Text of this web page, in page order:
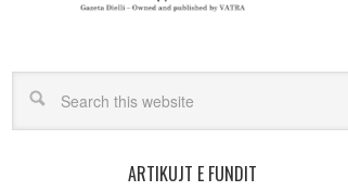
ARTIKUJT E FUNDIT